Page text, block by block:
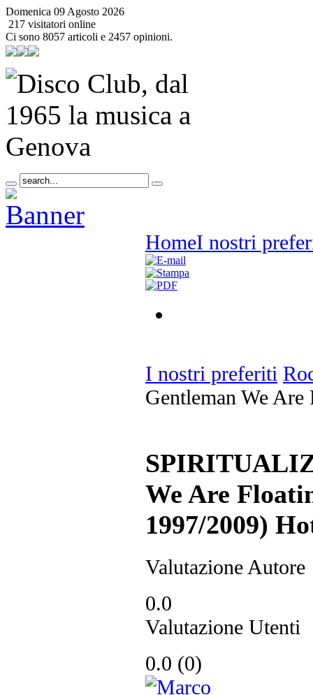
Domenica 09 Agosto 2026
217 visitatori online
Ci sono 8057 articoli e 2457 opinioni.
HomeI nostri
I nostri preferiti
Gentleman We
We Are
1997/2009)
Valutazione Autore
0.0
Valutazione Utenti
0.0 (0)